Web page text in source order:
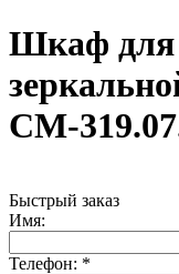
Шкаф для
СМ-
Быстрый заказ
Имя:
Телефон: *